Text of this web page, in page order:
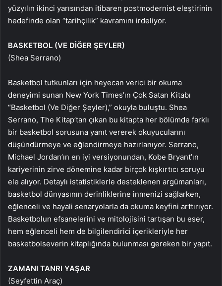
yüzyılın ikinci yarısından itibaren postmodernist eleştirinin
hedefinde olan “tarihçilik” kavramını irdeliyor.
BASKETBOL (VE DİĞER ŞEYLER)
(Shea Serrano)
Basketbol tutkunları için heyecan verici bir okuma
deneyimi sunan New York Times’ın Çok Satan Kitabı
“Basketbol (Ve Diğer Şeyler),” okuyla buluştu. Shea
Serrano, The Kitap’tan çıkan bu kitapta her bölümde farklı
bir basketbol sorusuna yanıt vererek okuyucularını
düşündürmeye ve eğlendirmeye hazırlanıyor. Serrano,
Michael Jordan’ın en iyi versiyonundan, Kobe Bryant’ın
kariyerinin zirve dönemine kadar birçok kışkırtıcı soruyu
ele alıyor. Detaylı istatistiklerle desteklenen argümanları,
basketbol dünyasının derinliklerine inmenizi sağlarken,
eğlenceli ve hayali senaryolarla da okuma keyfini arttırıyor.
Basketbolun efsanelerini ve mitolojisini tartışan bu eser,
hem eğlenceli hem de bilgilendirici içerikleriyle her
basketbolseverin kitaplığında bulunması gereken bir yapıt.
ZAMANI TANRI YAŞAR
(Seyfettin Araç)